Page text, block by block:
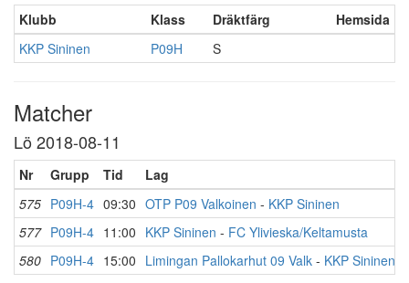
Klubb Klass Dräktfärg
Hemsida
KKP Sininen
P09H S
Matcher
Lö 2018-08-11
Nr Grupp Tid Lag
575 P09H-4 09:30 OTP P09 Valkoinen - KKP Sininen
577 P09H-4 11:00 KKP Sininen - FC Ylivieska/Keltamusta
580 P09H-4 15:00 Limingan Pallokarhut 09 Valk - KKP Sininen